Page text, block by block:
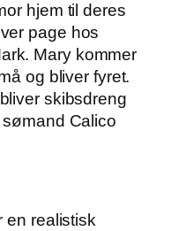
hjem til deres
page hos
Mary kommer
og bliver fyret.
skibsdreng
Calico
en realistisk